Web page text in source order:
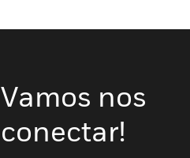
Vamos nos
conectar!